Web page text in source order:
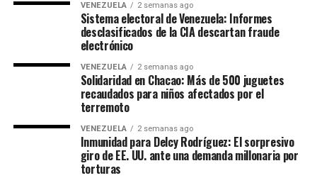
VENEZUELA 2 semanas ago
Sistema electoral de Venezuela: Informes
desclasificados de la CIA descartan fraude
electrónico
VENEZUELA 2 semanas ago
Solidaridad en Chacao: Más de 500 juguetes
recaudados para niños afectados por el
terremoto
VENEZUELA 2 semanas ago
Inmunidad para Delcy Rodríguez: El sorpresivo
giro de EE. UU. ante una demanda millonaria por
torturas